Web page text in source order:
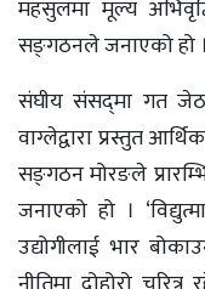
महसुलमा मूल्य
सङ्‌गठनले जनाएको हो ।
संघीय संसद्‌मा गत जेठ
वाग्लेद्वारा प्रस्तुत
सङ्‌गठन मोरङले
जनाएको हो ।
उद्योगीलाई भार